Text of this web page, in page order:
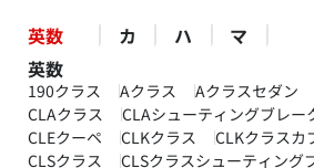
英数 カ ハ
マ
英数
190クラス Aクラス Aクラスセダン
CLAクラス
CLAシューティングブレー
CLEクーペ
CLKクラス
CLKクラスカ
CLSクラス
CLSクラスシューティング